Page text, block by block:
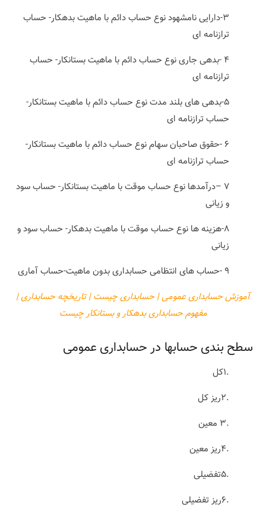
۳-دارایی نامشهود نوع حساب دائم با ماهیت بدهکار- حساب
ترازنامه ای
۴ -بدهی جاری نوع حساب دائم با ماهیت بستانکار- حساب
ترازنامه ای
۵-بدهی های بلند مدت نوع حساب دائم با ماهیت بستانکار-
حساب ترازنامه ای
۶ -حقوق صاحبان سهام نوع حساب دائم با ماهیت بستانکار-
حساب ترازنامه ای
۷ –درآمدها نوع حساب موقت با ماهیت بستانکار- حساب سود
و زیانی
۸-هزینه ها نوع حساب موقت با ماهیت بدهکار- حساب سود و
زیانی
۹ -حساب های انتظامی حسابداری بدون ماهیت-حساب آماری
آموزش حسابداری عمومی | حسابداری چیست | تاریخچه حسابداری |
مفهوم حسابداری بدهکار و بستانکار چیست
سطح بندی حسابها در حسابداری عمومی
.۱کل
.۲ریز کل
.۳ معین
.۴ریز معین
.۵تفضیلی
.۶ریز تفضیلی